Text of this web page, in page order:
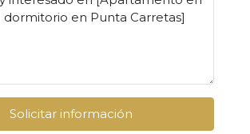
Solicitar información